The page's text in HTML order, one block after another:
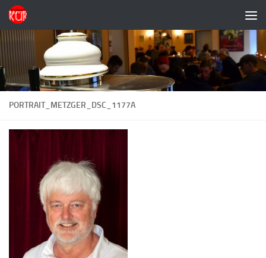
Zum Inhalt springen
PORTRAIT_METZGER_DSC_1177A